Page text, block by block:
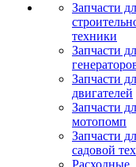
Запчасти
техники
Запчасти
Запчасти
двигателей
Запчасти
мотопомп
Запчасти
садовой
Расходные